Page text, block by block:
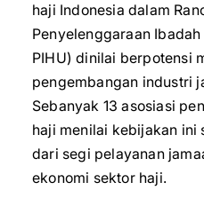
haji Indonesia dalam
Penyelenggaraan
PIHU) dinilai berpotensi
pengembangan industri
Sebanyak 13 asosiasi
haji menilai kebijakan ini
dari segi pelayanan
ekonomi sektor haji.